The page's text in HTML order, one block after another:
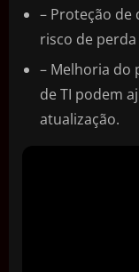
– Proteção de
risco de
– Melhoria do
de TI podem
atualização.